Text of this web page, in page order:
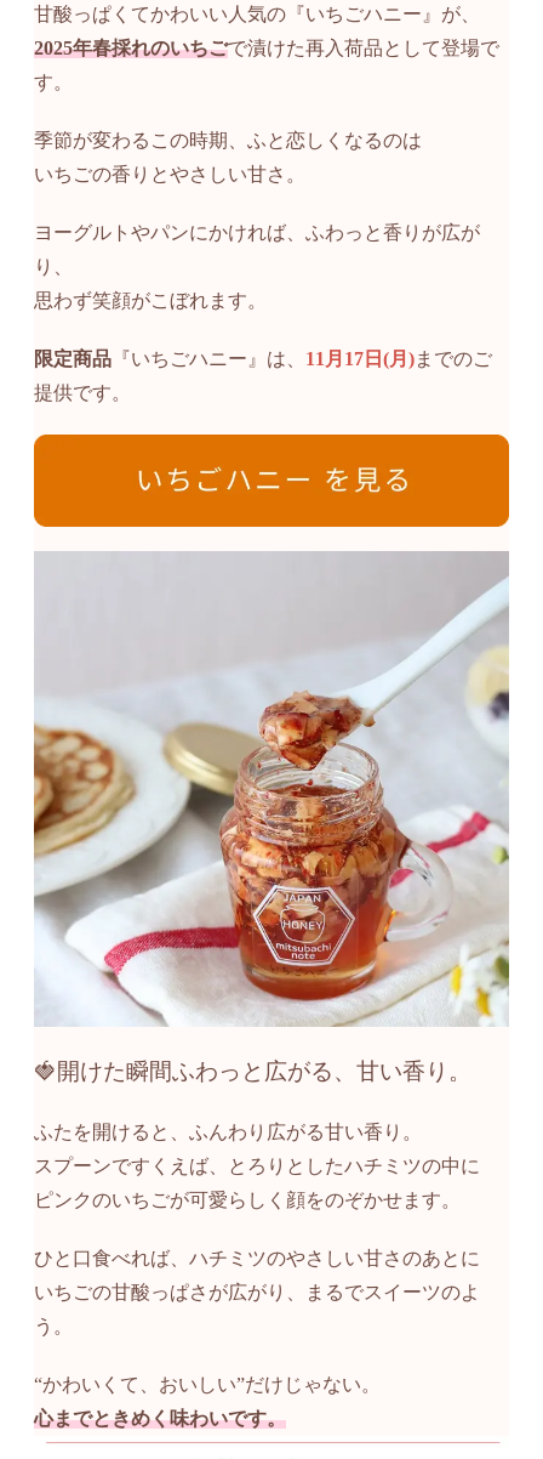
甘酸っぱくてかわいい人気の『いちごハニー』が、
2025年春採れのいちごで漬けた再入荷品として登場で
す。
季節が変わるこの時期、ふと恋しくなるのは
いちごの香りとやさしい甘さ。
ヨーグルトやパンにかければ、ふわっと香りが広が
り、
思わず笑顔がこぼれます。
限定商品 『いちごハニー』は、 11月17日(月)までのご
提供です。
🍓開けた瞬間ふわっと広がる、甘い香り。
ふたを開けると、ふんわり広がる甘い香り。
スプーンですくえば、とろりとしたハチミツの中に
ピンクのいちごが可愛らしく顔をのぞかせます。
ひと口食べれば、ハチミツのやさしい甘さのあとに
いちごの甘酸っぱさが広がり、まるでスイーツのよ
う。
“かわいくて、おいしい”だけじゃない。
心までときめく味わいです。